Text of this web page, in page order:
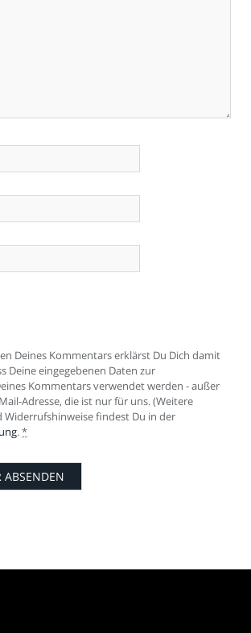
Deines Kommentars erklärst Du Dich damit
Deine eingegebenen Daten zur
Kommentars verwendet werden - außer
Adresse, die ist nur für uns. (Weitere
findest Du in der
.*